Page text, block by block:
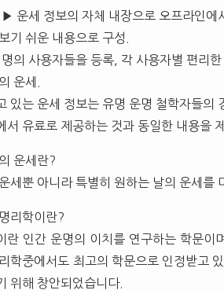
운세 정보의 자체 내장으로 오프라인에
기 쉬운 내용으로 구성.
의 사용자들을 등록, 각 사용자별 편리
운세.
있는 운세 정보는 유명 운명 철학자들의
서 유료로 제공하는 것과 동일한 내용을
운세란?
세뿐 아니라 특별히 원하는 날의 운세를
리학이란?
란 인간 운명의 이치를 연구하는 학문
학중에서도 최고의 학문으로 인정받고
위해 창안되었습니다.